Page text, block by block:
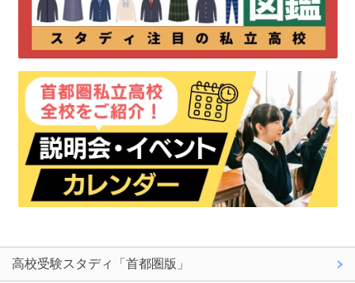
高校受験スタディ「首都圏版」